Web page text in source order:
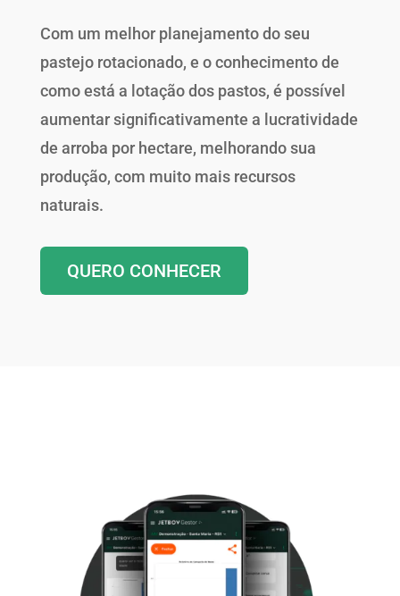
Com um melhor planejamento do seu
pastejo rotacionado, e o conhecimento de
como está a lotação dos pastos, é possível
aumentar significativamente a lucratividade
de arroba por hectare, melhorando sua
produção, com muito mais recursos
naturais.
QUERO CONHECER